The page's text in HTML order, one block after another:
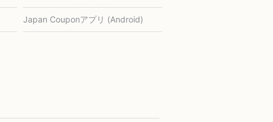
Japan Couponアプリ (Android)